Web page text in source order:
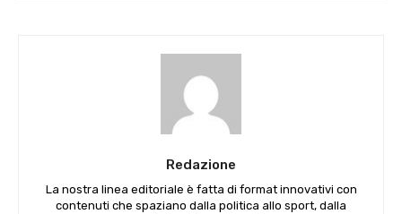
Redazione
La nostra linea editoriale è fatta di format innovativi con
contenuti che spaziano dalla politica allo sport, dalla